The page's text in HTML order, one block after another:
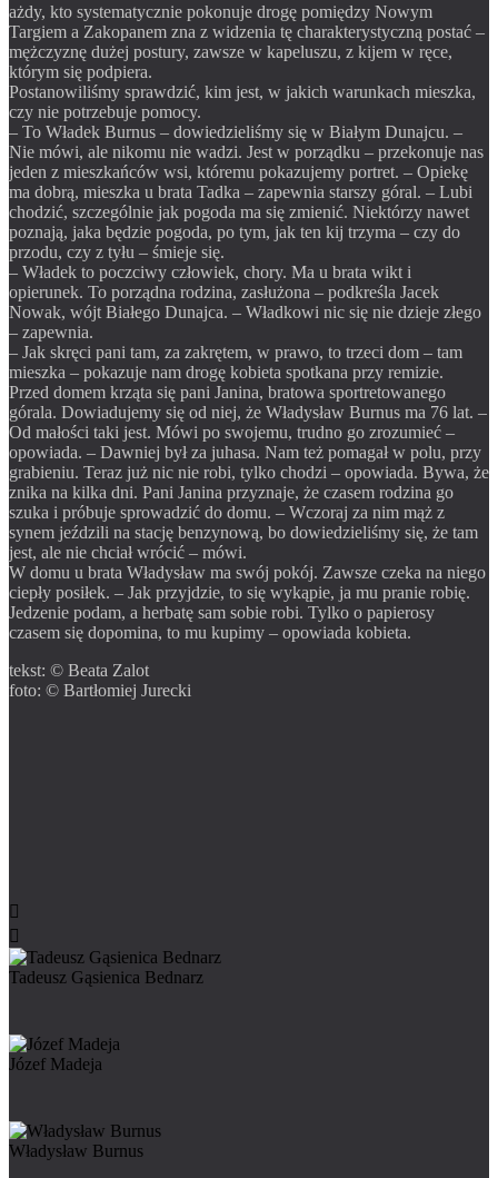
ażdy, kto systematycznie pokonuje drogę pomiędzy Nowym
Targiem a Zakopanem zna z widzenia tę charakterystyczną postać –
mężczyznę dużej postury, zawsze w kapeluszu, z kijem w ręce,
którym się podpiera.
Postanowiliśmy sprawdzić, kim jest, w jakich warunkach mieszka,
czy nie potrzebuje pomocy.
– To Władek Burnus – dowiedzieliśmy się w Białym Dunajcu. –
Nie mówi, ale nikomu nie wadzi. Jest w porządku – przekonuje nas
jeden z mieszkańców wsi, któremu pokazujemy portret. – Opiekę
ma dobrą, mieszka u brata Tadka – zapewnia starszy góral. – Lubi
chodzić, szczególnie jak pogoda ma się zmienić. Niektórzy nawet
poznają, jaka będzie pogoda, po tym, jak ten kij trzyma – czy do
przodu, czy z tyłu – śmieje się.
– Władek to poczciwy człowiek, chory. Ma u brata wikt i
opierunek. To porządna rodzina, zasłużona – podkreśla Jacek
Nowak, wójt Białego Dunajca. – Władkowi nic się nie dzieje złego
– zapewnia.
– Jak skręci pani tam, za zakrętem, w prawo, to trzeci dom – tam
mieszka – pokazuje nam drogę kobieta spotkana przy remizie.
Przed domem krząta się pani Janina, bratowa sportretowanego
górala. Dowiadujemy się od niej, że Władysław Burnus ma 76 lat. –
Od małości taki jest. Mówi po swojemu, trudno go zrozumieć –
opowiada. – Dawniej był za juhasa. Nam też pomagał w polu, przy
grabieniu. Teraz już nic nie robi, tylko chodzi – opowiada. Bywa, że
znika na kilka dni. Pani Janina przyznaje, że czasem rodzina go
szuka i próbuje sprowadzić do domu. – Wczoraj za nim mąż z
synem jeździli na stację benzynową, bo dowiedzieliśmy się, że tam
jest, ale nie chciał wrócić – mówi.
W domu u brata Władysław ma swój pokój. Zawsze czeka na niego
ciepły posiłek. – Jak przyjdzie, to się wykąpie, ja mu pranie robię.
Jedzenie podam, a herbatę sam sobie robi. Tylko o papierosy
czasem się dopomina, to mu kupimy – opowiada kobieta.
tekst: © Beata Zalot
foto: © Bartłomiej Jurecki


Tadeusz Gąsienica Bednarz
Józef Madeja
Władysław Burnus